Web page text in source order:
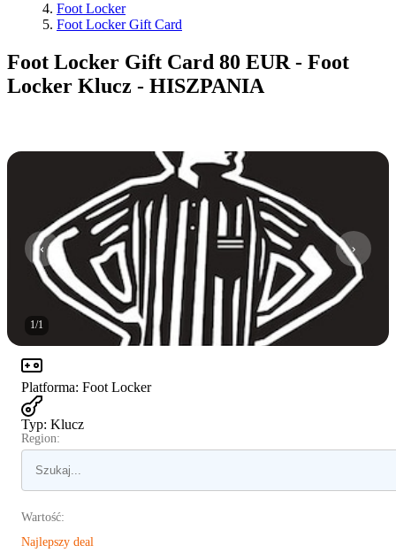
Foot Locker
Foot Locker Gift Card
Foot Locker Gift Card 80 EUR - Foot
Locker Klucz - HISZPANIA
1/1
Platforma: Foot Locker
Typ: Klucz
Region:
Wartość:
Najlepszy deal